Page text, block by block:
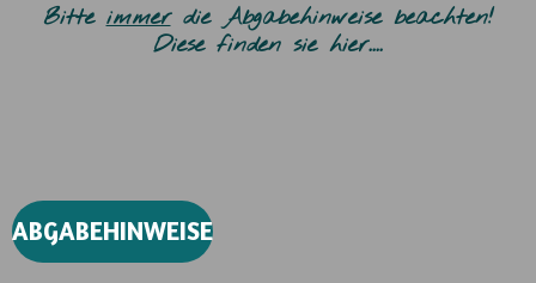
Bitteimmerdie Abgabehinweise beachten!
Diese finden sie hier....
ABGABEHINWEISE